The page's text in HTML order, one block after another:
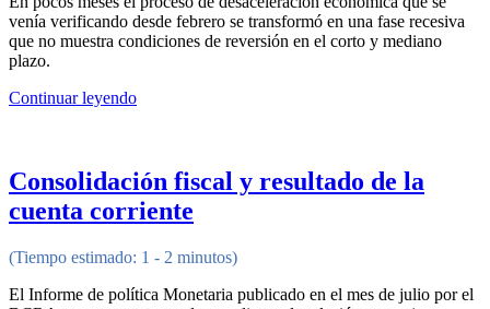
venía verificando desde febrero se transformó en una fase recesiva
que no muestra condiciones de reversión en el corto y mediano
plazo.
Continuar leyendo
Consolidación fiscal y resultado de la
cuenta corriente
(Tiempo estimado: 1 - 2 minutos)
El Informe de política Monetaria publicado en el mes de julio por el